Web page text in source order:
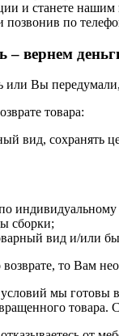
и станете
по
– вернем
Вы передумали,
товара:
вид, сохранять
индивидуальному
сборки;
вид и/или
то Вам
мы готовы в